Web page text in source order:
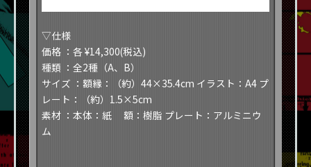
​​▽仕様​
​​価格 ：各 ¥14,300(税込)​
​​種類 ：全2種（A、B）​
​​サイズ ：額縁：（約）44×35.4cm イラスト：A4 プ
レート：（約）1.5×5cm​
​​素材 ：本体：紙 額：樹脂 プレート：アルミニウ
ム​